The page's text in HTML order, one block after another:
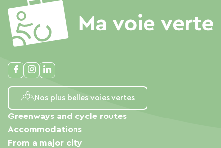
Nos plus belles voies vertes
Greenways and cycle routes
Accommodations
From a major city